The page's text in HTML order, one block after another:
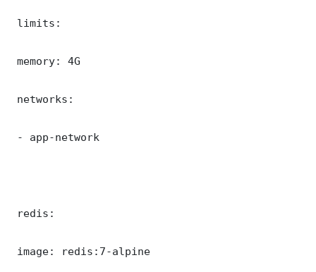
limits:
memory: 4G
networks:
- app-network
redis:
image: redis:7-alpine